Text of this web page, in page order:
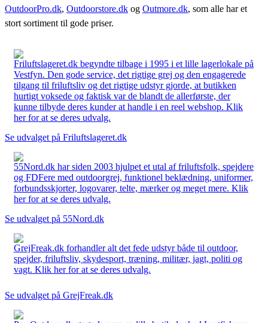
OutdoorPro.dk, Outdoorstore.dk og Outmore.dk, som alle har et
stort sortiment til gode priser.
Friluftslageret.dk begyndte tilbage i 1995 i et lille lagerlokale på
Vestfyn. Den gode service, det rigtige grej og den engagerede
tilgang til friluftsliv og det rigtige udstyr gjorde, at butikken
hurtigt voksede og faktisk var de blandt de allerførste, der
kunne tilbyde deres kunder at handle i en reel webshop. Klik
her for at se deres udvalg.
Se udvalget på Friluftslageret.dk
55Nord.dk har siden 2003 hjulpet et utal af friluftsfolk, spejdere
og FDFere med outdoorgrej, funktionel beklædning, uniformer,
forbundsskjorter, logovarer, telte, mærker og meget mere. Klik
her for at se deres udvalg.
Se udvalget på 55Nord.dk
GrejFreak.dk forhandler alt det fede udstyr både til outdoor,
spejder, friluftsliv, skydesport, træning, militær, jagt, politi og
vagt. Klik her for at se deres udvalg.
Se udvalget på GrejFreak.dk